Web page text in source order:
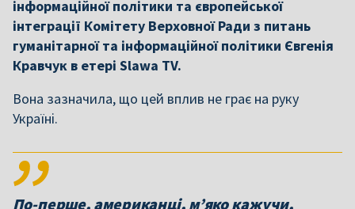
інформаційної політики та європейської
інтеграції Комітету Верховної Ради з питань
гуманітарної та інформаційної політики Євгенія
Кравчук в етері Slawa TV.
Вона зазначила, що цей вплив не грає на руку
Україні.
По-перше, американці, м’яко кажучи,